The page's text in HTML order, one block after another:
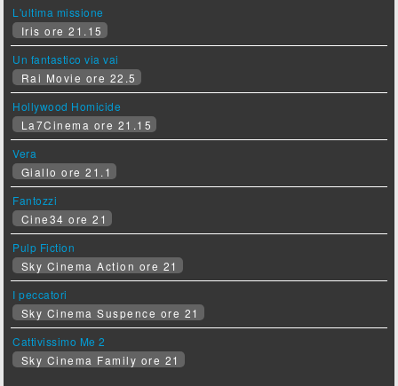
L'ultima missione
Iris ore 21.15
Un fantastico via vai
Rai Movie ore 22.5
Hollywood Homicide
La7Cinema ore 21.15
Vera
Giallo ore 21.1
Fantozzi
Cine34 ore 21
Pulp Fiction
Sky Cinema Action ore 21
I peccatori
Sky Cinema Suspence ore 21
Cattivissimo Me 2
Sky Cinema Family ore 21